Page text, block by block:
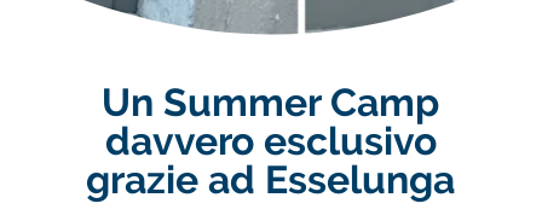
Un Summer Camp
davvero esclusivo
grazie ad Esselunga